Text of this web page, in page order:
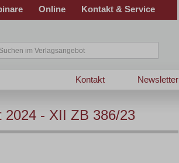
Online Kontakt & Service
Newsletter
Kontakt
2024 - XII ZB 386/23